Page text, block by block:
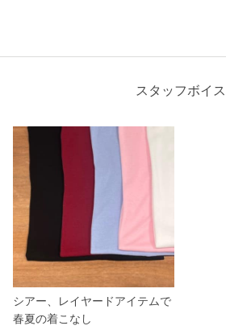
スタッフボイス
シアー、レイヤードアイテムで
春夏の着こなし